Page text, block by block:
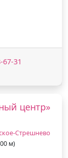
31
центр»
Стрешнево
м)